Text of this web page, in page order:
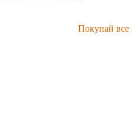
Покупай все